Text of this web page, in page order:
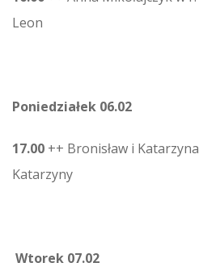
Leon
Poniedziałek 06.02
17.00 ++ Bronisław i
Katarzyny
Wtorek 07.02